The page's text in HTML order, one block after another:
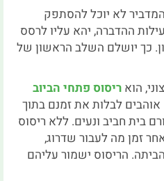
לא יוכל להסתפק
ההדברה, יהא עליו לרסס
כך יושלם השלב הראשון של
הוא ריסוס פתחי הביוב
לבלות את זמנם בתוך
בית חביב ונעים. ללא ריסוס
זמן מה לעבור שדרוג,
הריסוס ישמור עליהם